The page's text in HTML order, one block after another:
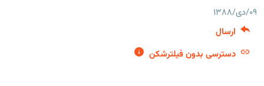
گزارش‌های ویدئویی
English
به ما بپیوندید
۰۹/دی/۱۳۸۸
ارسال
دسترسی بدون فیلترشکن